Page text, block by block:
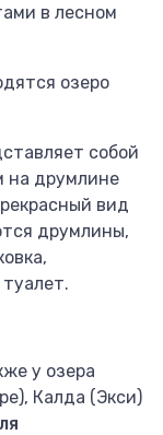
в лесном
озеро
собой
на друмлине
вид
друмлины,
у озера
Калда (Экси)